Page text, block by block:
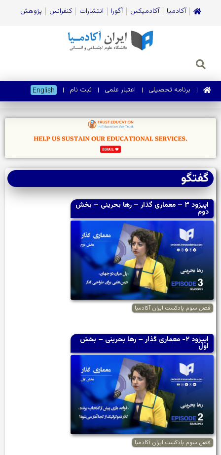
آکادمیا آکادمیکس آگورا انتشارات کنفرانس پژوهش
برنامه تحصیلی اعتبار علمی ثبت نام English
گفتگو
اپیزود ۳ – معماری گذار – رها بحرینی – بخش
دوم
فصل سوم پادکست ایران آکادمیا
اپیزود ۲- معماری گذار – رها بحرینی – بخش
اول
فصل سوم پادکست ایران آکادمیا